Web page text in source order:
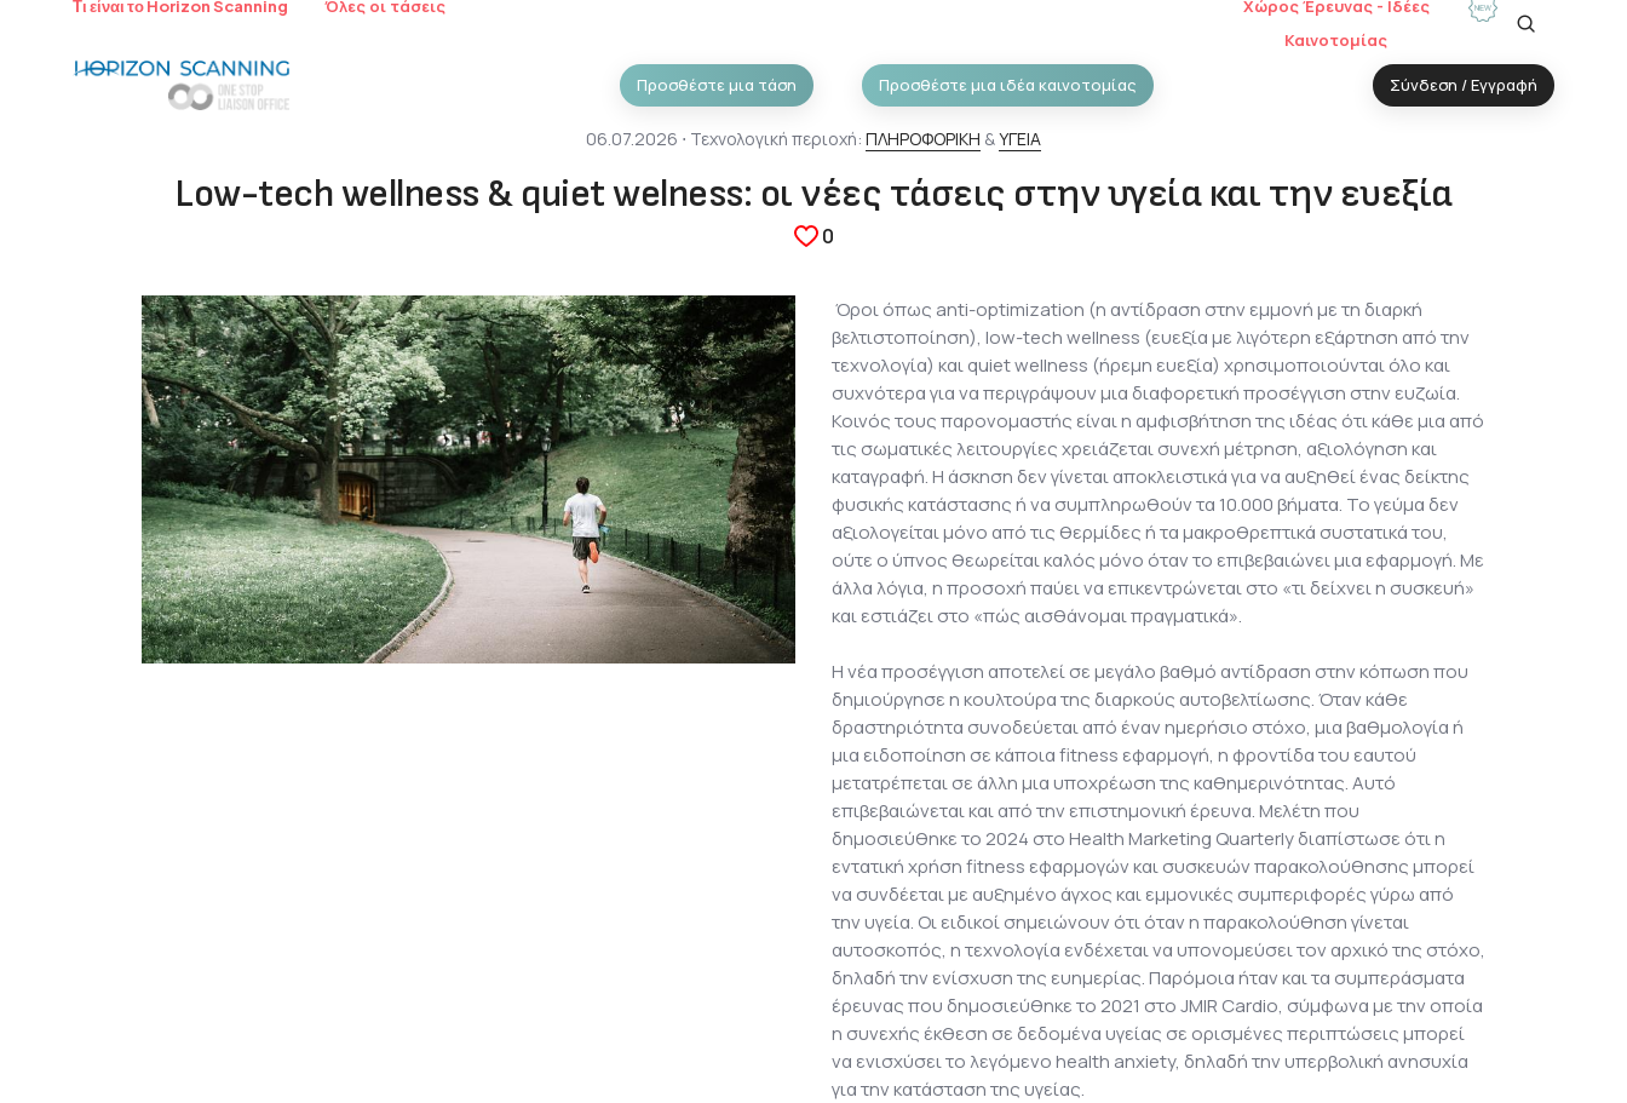
Τι είναι το Horizon Scanning Όλες οι τάσεις
Χώρος Έρευνας - Ιδέες
Καινοτομίας
Προσθέστε μια τάση Προσθέστε μια ιδέα καινοτομίας Σύνδεση / Εγγραφή
06.07.2026 ⋅ Τεχνολογική περιοχή: ΠΛΗΡΟΦΟΡΙΚΗ &ΥΓΕΙΑ
Low-tech wellness & quiet welness: οι νέες τάσεις στην υγεία και την ευεξία
0
Όροι όπως anti-optimization (η αντίδραση στην εμμονή με τη διαρκή
βελτιστοποίηση), low-tech wellness (ευεξία με λιγότερη εξάρτηση από την
τεχνολογία) και quiet wellness (ήρεμη ευεξία) χρησιμοποιούνται όλο και
συχνότερα για να περιγράψουν μια διαφορετική προσέγγιση στην ευζωία.
Κοινός τους παρονομαστής είναι η αμφισβήτηση της ιδέας ότι κάθε μια από
τις σωματικές λειτουργίες χρειάζεται συνεχή μέτρηση, αξιολόγηση και
καταγραφή. Η άσκηση δεν γίνεται αποκλειστικά για να αυξηθεί ένας δείκτης
φυσικής κατάστασης ή να συμπληρωθούν τα 10.000 βήματα. Το γεύμα δεν
αξιολογείται μόνο από τις θερμίδες ή τα μακροθρεπτικά συστατικά του,
ούτε ο ύπνος θεωρείται καλός μόνο όταν το επιβεβαιώνει μια εφαρμογή. Με
άλλα λόγια, η προσοχή παύει να επικεντρώνεται στο «τι δείχνει η συσκευή»
και εστιάζει στο «πώς αισθάνομαι πραγματικά».
Η νέα προσέγγιση αποτελεί σε μεγάλο βαθμό αντίδραση στην κόπωση που
δημιούργησε η κουλτούρα της διαρκούς αυτοβελτίωσης. Όταν κάθε
δραστηριότητα συνοδεύεται από έναν ημερήσιο στόχο, μια βαθμολογία ή
μια ειδοποίηση σε κάποια fitness εφαρμογή, η φροντίδα του εαυτού
μετατρέπεται σε άλλη μια υποχρέωση της καθημερινότητας. Αυτό
επιβεβαιώνεται και από την επιστημονική έρευνα. Μελέτη που
δημοσιεύθηκε το 2024 στο Health Marketing Quarterly διαπίστωσε ότι η
εντατική χρήση fitness εφαρμογών και συσκευών παρακολούθησης μπορεί
να συνδέεται με αυξημένο άγχος και εμμονικές συμπεριφορές γύρω από
την υγεία. Οι ειδικοί σημειώνουν ότι όταν η παρακολούθηση γίνεται
αυτοσκοπός, η τεχνολογία ενδέχεται να υπονομεύσει τον αρχικό της στόχο,
δηλαδή την ενίσχυση της ευημερίας. Παρόμοια ήταν και τα συμπεράσματα
έρευνας που δημοσιεύθηκε το 2021 στο JMIR Cardio, σύμφωνα με την οποία
η συνεχής έκθεση σε δεδομένα υγείας σε ορισμένες περιπτώσεις μπορεί
να ενισχύσει το λεγόμενο health anxiety, δηλαδή την υπερβολική ανησυχία
για την κατάσταση της υγείας.